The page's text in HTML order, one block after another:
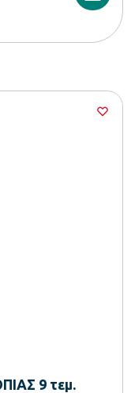
9 τεμ.